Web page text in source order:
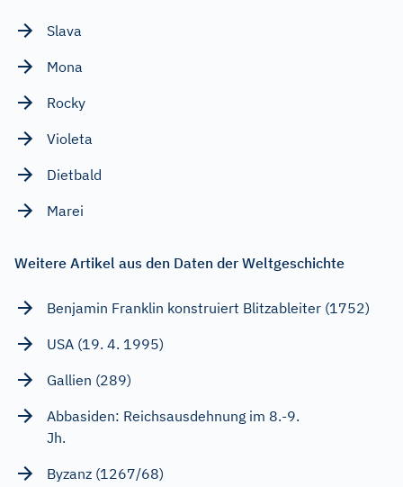
Slava
Mona
Rocky
Violeta
Dietbald
Marei
Weitere Artikel aus den Daten der Weltgeschichte
Benjamin Franklin konstruiert Blitzableiter (1752)
USA (19. 4. 1995)
Gallien (289)
Abbasiden: Reichsausdehnung im 8.-9.
Jh.
Byzanz (1267/68)